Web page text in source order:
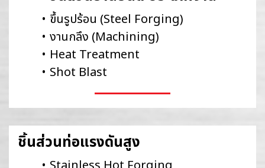
ขึ้นรูปร้อu (Steel Forging)
งานกลึง (Machining)
Heat Treatment
Shot Blast
ชิ้นส่วนท่อแรงดันสูง